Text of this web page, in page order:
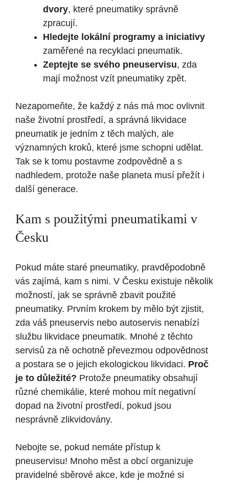
dvory, které pneumatiky správně
zpracují.
Hledejte lokální programy a iniciativy
zaměřené na recyklaci pneumatik.
Zeptejte se svého pneuservisu, zda
mají možnost vzít pneumatiky zpět.
Nezapomeňte, že každý z nás má moc ovlivnit
naše životní prostředí, a správná likvidace
pneumatik je jedním z těch malých, ale
významných kroků, které jsme schopni udělat.
Tak se k tomu postavme zodpovědně a s
nadhledem, protože naše planeta musí přežít i
další generace.
Kam s použitými pneumatikami v
Česku
Pokud máte staré pneumatiky, pravděpodobně
vás zajímá, kam s nimi. V Česku existuje několik
možností, jak se správně zbavit použité
pneumatiky. Prvním krokem by mělo být zjistit,
zda váš pneuservis nebo autoservis nenabízí
službu likvidace pneumatik. Mnohé z těchto
servisů za ně ochotně převezmou odpovědnost
a postara se o jejich ekologickou likvidaci. Proč
je to důležité? Protože pneumatiky obsahují
různé chemikálie, které mohou mít negativní
dopad na životní prostředí, pokud jsou
nesprávně zlikvidovány.
Nebojte se, pokud nemáte přístup k
pneuservisu! Mnoho měst a obcí organizuje
pravidelné sběrové akce, kde je možné si